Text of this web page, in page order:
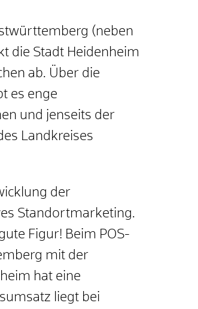
(neben
die Stadt Heidenheim
ab. Über die
es enge
und jenseits der
Landkreises
der
Standortmarketing.
Figur! Beim POS-
mit der
hat eine
liegt bei